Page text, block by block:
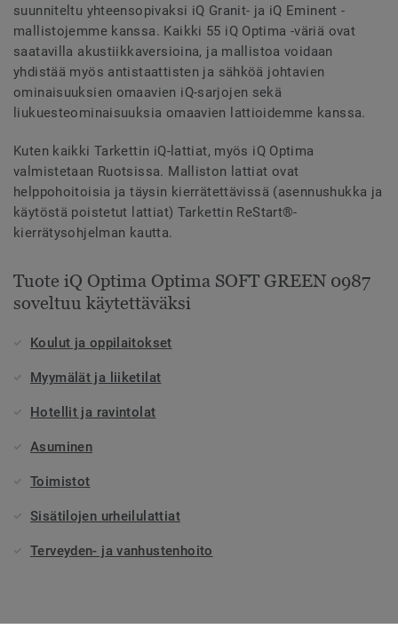
suunniteltu yhteensopivaksi iQ Granit- ja iQ Eminent -
mallistojemme kanssa. Kaikki 55 iQ Optima -väriä ovat
saatavilla akustiikkaversioina, ja mallistoa voidaan
yhdistää myös antistaattisten ja sähköä johtavien
ominaisuuksien omaavien iQ-sarjojen sekä
liukuesteominaisuuksia omaavien lattioidemme kanssa.
Kuten kaikki Tarkettin iQ-lattiat, myös iQ Optima
valmistetaan Ruotsissa. Malliston lattiat ovat
helppohoitoisia ja täysin kierrätettävissä (asennushukka ja
käytöstä poistetut lattiat) Tarkettin ReStart®-
kierrätysohjelman kautta.
Tuote iQ Optima Optima SOFT GREEN 0987
soveltuu käytettäväksi
Koulut ja oppilaitokset
Myymälät ja liiketilat
Hotellit ja ravintolat
Asuminen
Toimistot
Sisätilojen urheilulattiat
Terveyden- ja vanhustenhoito